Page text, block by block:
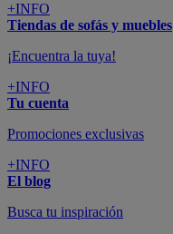
+INFO
Tiendas de sofás y muebles
¡Encuentra la tuya!
+INFO
Tu cuenta
Promociones exclusivas
+INFO
El blog
Busca tu inspiración